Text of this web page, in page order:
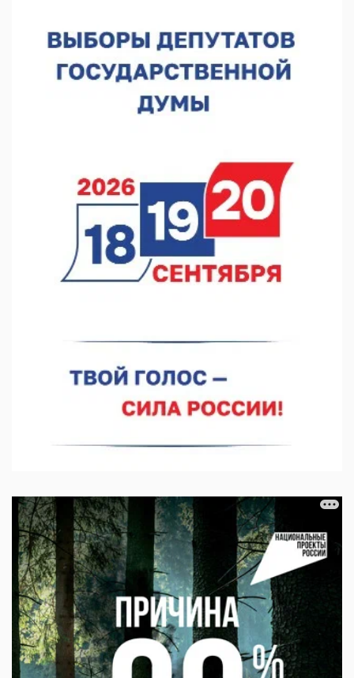
06.08.2026 15:26
Видели ночь, бежали всю ночь... На Нижневолжской
набережной прошел необычный забег
Нижегородские хирурги выполнили трансоральную
операцию на щитовидной железе
06.08.2026 15:03
Более 30 нижегородцев прошли обучение для соцконтракта
06.08.2026 14:46